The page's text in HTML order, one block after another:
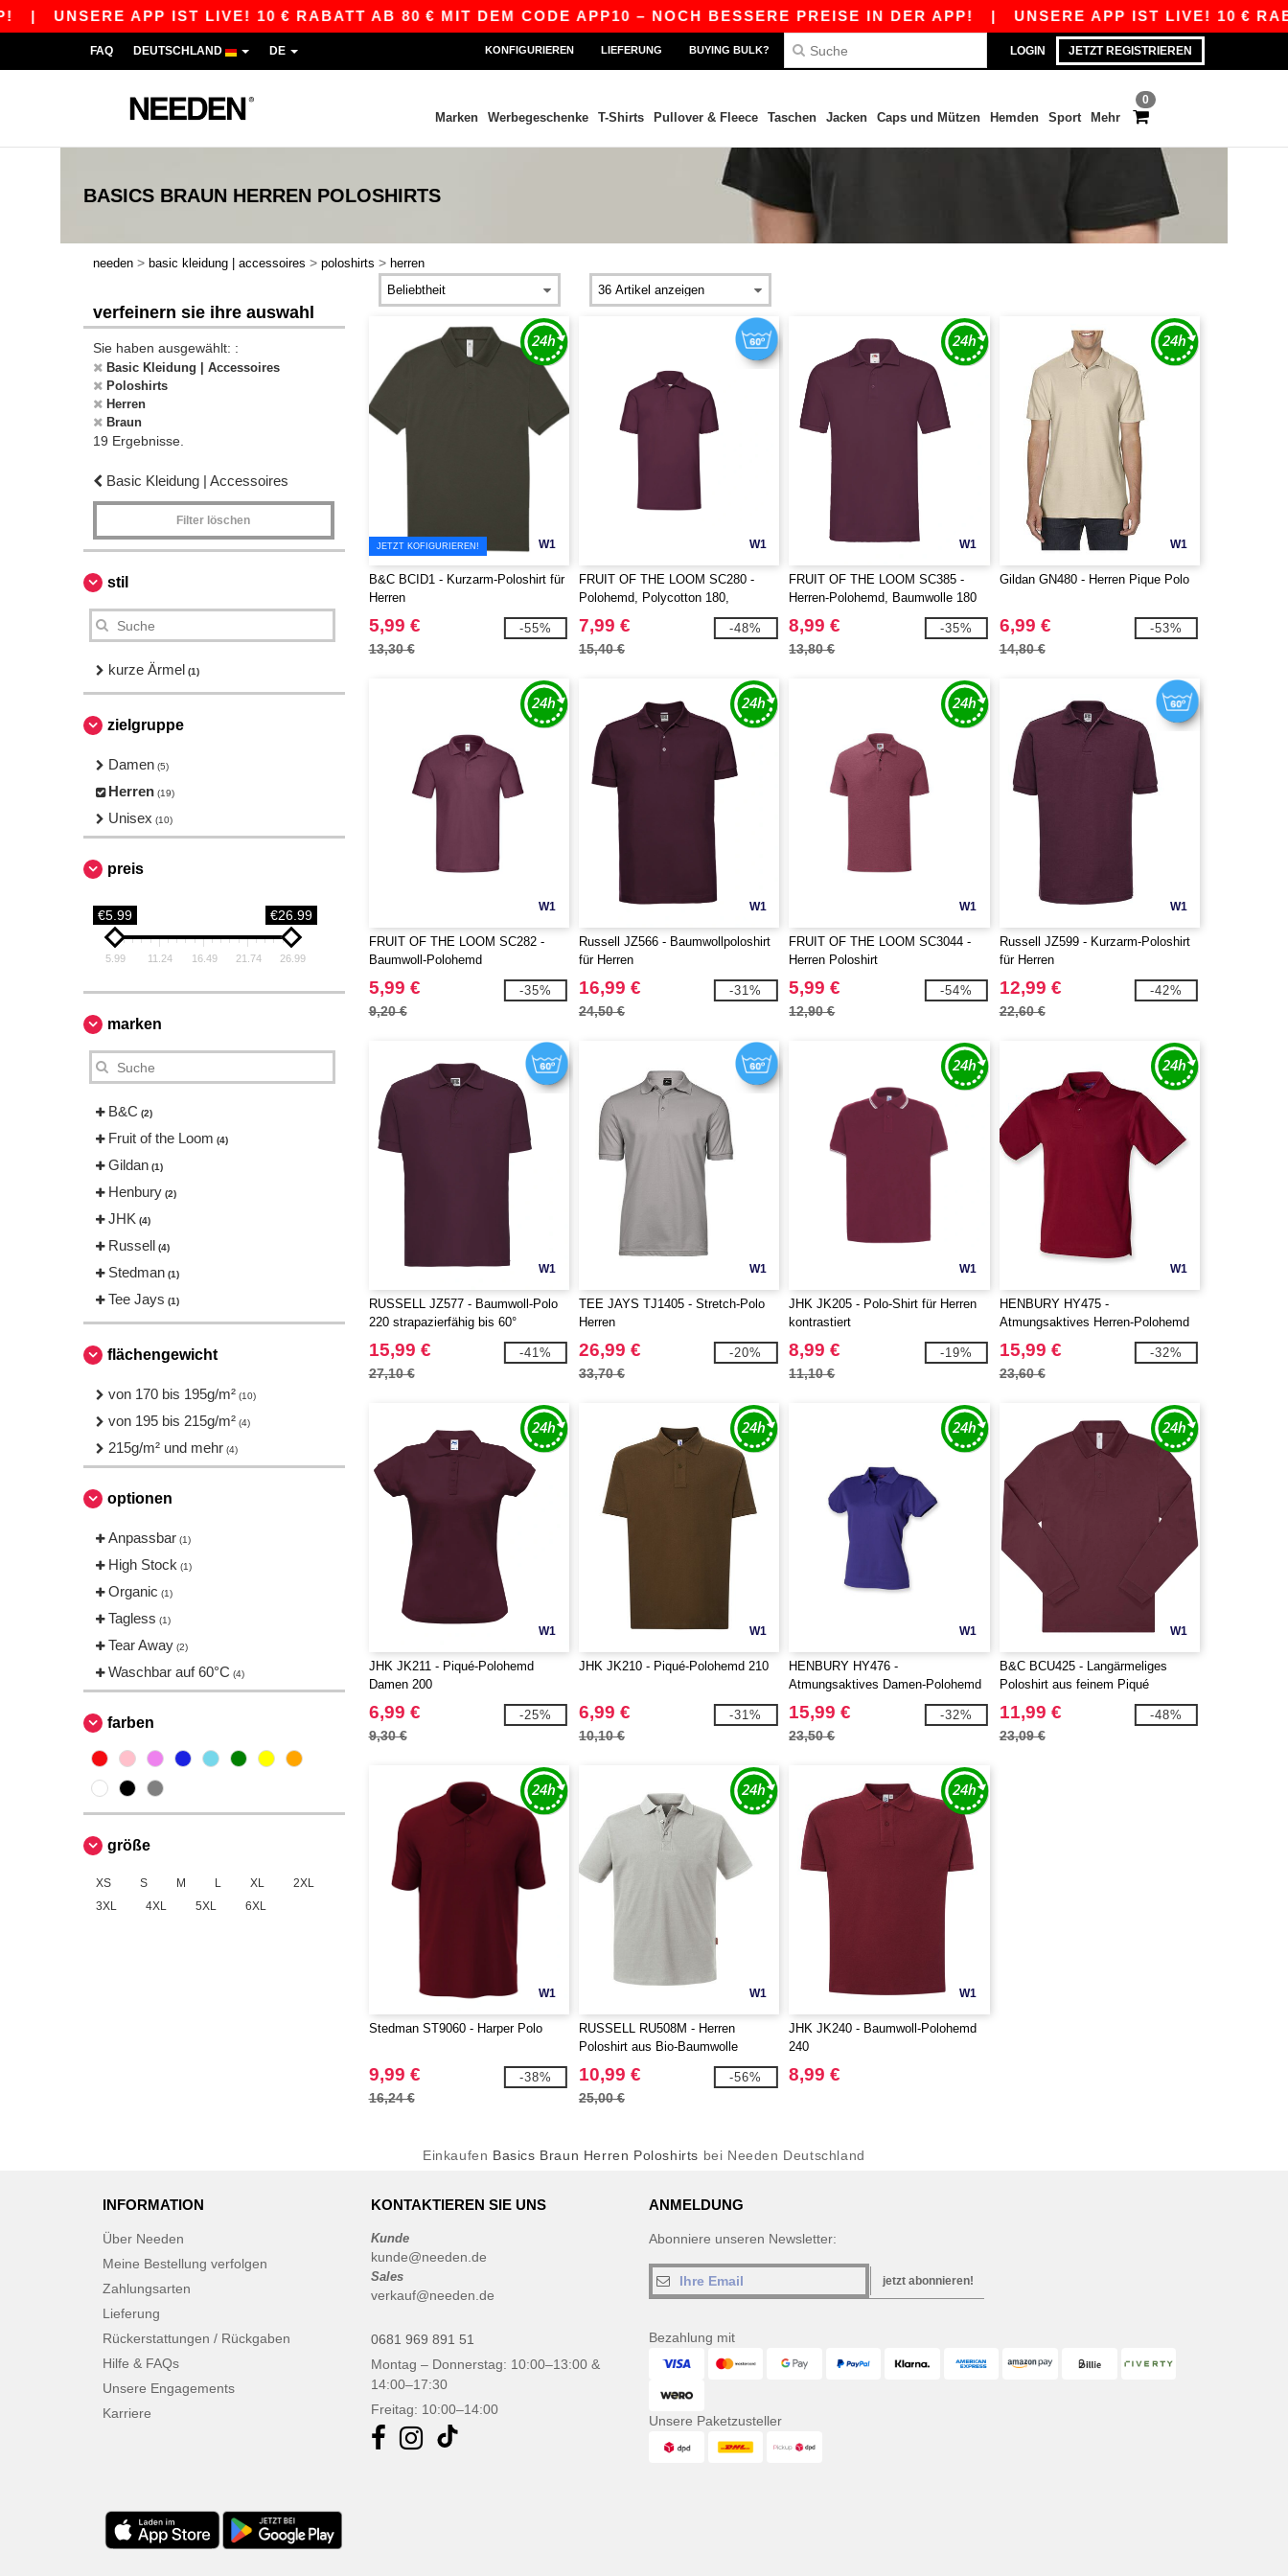
UNSERE APP IST LIVE! 10 € RABATT AB 80 € MIT DEM CODE APP10 – NOCH BESSERE PREISE IN DER APP! |UNSERE APP IST LIVE! 10 €
LOGIN JETZT REGISTRIEREN
FAQ DEUTSCHLAND DE KONFIGURIEREN LIEFERUNG BUYING BULK?
0
Marken Werbegeschenke T-Shirts Pullover & Fleece Taschen Jacken Caps und Mützen Hemden Sport Mehr
BASICS BRAUN HERREN POLOSHIRTS
needen > basic kleidung | accessoires > poloshirts > herren
verfeinern sie ihre auswahl
Sie haben ausgewählt: :
Basic Kleidung | Accessoires
Poloshirts
Herren
Braun
19 Ergebnisse.
Basic Kleidung | Accessoires
Filter löschen
stil
kurze Ärmel (1)
zielgruppe
Damen (5)
Herren (19)
Unisex (10)
preis
€5.99 €26.99
5.99 11.24 16.49 21.74 26.99
marken
B&C (2)
Fruit of the Loom (4)
Gildan (1)
Henbury (2)
JHK (4)
Russell (4)
Stedman (1)
Tee Jays (1)
flächengewicht
von 170 bis 195g/m² (10)
von 195 bis 215g/m² (4)
215g/m² und mehr (4)
optionen
Anpassbar (1)
High Stock (1)
Organic (1)
Tagless (1)
Tear Away (2)
Waschbar auf 60°C (4)
farben
größe
XS S M L XL
2XL
3XL
4XL 5XL 6XL
W1
JETZT KOFIGURIEREN!
B&C BCID1 - Kurzarm-Poloshirt für
Herren
5,99 €
13,30 €
-55%
W1
FRUIT OF THE LOOM SC280 -
Polohemd, Polycotton 180,
waschbar bis 60 °C
7,99 €
15,40 €
-48%
W1
FRUIT OF THE LOOM SC385 -
Herren-Polohemd, Baumwolle 180
8,99 €
13,80 €
-35%
W1
Gildan GN480 - Herren Pique Polo
6,99 €
14,80 €
-53%
W1
FRUIT OF THE LOOM SC282 -
Baumwoll-Polohemd
5,99 €
9,20 €
-35%
W1
Russell JZ566 - Baumwollpoloshirt
für Herren
16,99 €
24,50 €
-31%
W1
FRUIT OF THE LOOM SC3044 -
Herren Poloshirt
5,99 €
12,90 €
-54%
W1
Russell JZ599 - Kurzarm-Poloshirt
für Herren
12,99 €
22,60 €
-42%
W1
RUSSELL JZ577 - Baumwoll-Polo
220 strapazierfähig bis 60°
15,99 €
27,10 €
-41%
W1
TEE JAYS TJ1405 - Stretch-Polo
Herren
26,99 €
33,70 €
-20%
W1
JHK JK205 - Polo-Shirt für Herren
kontrastiert
8,99 €
11,10 €
-19%
W1
HENBURY HY475 -
Atmungsaktives Herren-Polohemd
15,99 €
23,60 €
-32%
W1
JHK JK211 - Piqué-Polohemd
Damen 200
6,99 €
9,30 €
-25%
W1
JHK JK210 - Piqué-Polohemd 210
6,99 €
10,10 €
-31%
W1
HENBURY HY476 -
Atmungsaktives Damen-Polohemd
15,99 €
23,50 €
-32%
W1
B&C BCU425 - Langärmeliges
Poloshirt aus feinem Piqué
11,99 €
23,09 €
-48%
W1
Stedman ST9060 - Harper Polo
9,99 €
16,24 €
-38%
W1
RUSSELL RU508M - Herren
Poloshirt aus Bio-Baumwolle
10,99 €
25,00 €
-56%
W1
JHK JK240 - Baumwoll-Polohemd
240
8,99 €
Einkaufen Basics Braun Herren Poloshirts bei Needen Deutschland
INFORMATION
Über Needen
Meine Bestellung verfolgen
Zahlungsarten
Lieferung
Rückerstattungen / Rückgaben
Hilfe & FAQs
Unsere Engagements
Karriere
KONTAKTIEREN SIE UNS
Kunde
kunde@needen.de
Sales
verkauf@needen.de
0681 969 891 51
Montag – Donnerstag: 10:00–13:00 &
14:00–17:30
Freitag: 10:00–14:00
ANMELDUNG
Abonniere unseren Newsletter:
jetzt abonnieren!
Bezahlung mit
Unsere Paketzusteller